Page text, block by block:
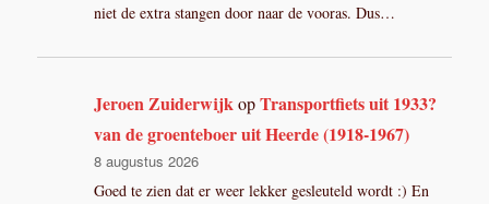
niet de extra stangen door naar de vooras. Dus…
Jeroen ZuiderwijkopTransportfiets uit 1933?
van de groenteboer uit Heerde (1918-1967)
8 augustus 2026
Goed te zien dat er weer lekker gesleuteld wordt :) En